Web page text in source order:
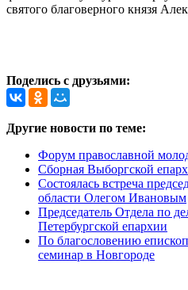
святого благоверного князя
Поделись с друзьями:
Другие новости по теме:
Форум православной
Сборная Выборгской
Состоялась встреча
области Олегом Ивановым
Председатель Отдела по
Петербургской епархии
По благословению
семинар в Новгороде